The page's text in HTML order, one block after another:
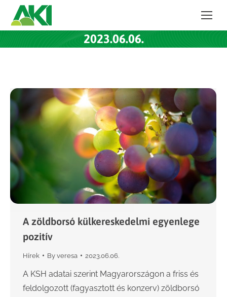
2023.06.06.
A zöldborsó külkereskedelmi egyenlege
pozitív
Hírek By veresa 2023.06.06.
A KSH adatai szerint Magyarországon a friss és
feldolgozott (fagyasztott és konzerv) zöldborsó